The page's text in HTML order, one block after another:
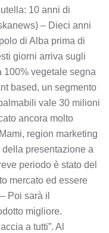
10 anni di
– Dieci anni
di Alba prima di
giorni arriva sugli
100% vegetale segna
based, un segmento
vale 30 milioni
ancora molto
region marketing
presentazione a
periodo è stato del
mercato ed essere
Poi sarà il
migliore.
a tutti”. Al